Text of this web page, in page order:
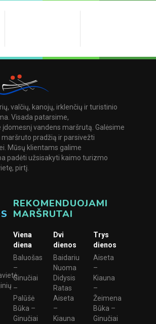
valčių, kanojų, irklenčių ir turistinio
Visada patarsime,
vandens maršrutą. Galėsime
pradžią ir parsivežti
Mūsų klientams galime
padėti užsisakyti kaimo turizmo
pirtį.
REKOMENDUOJAMI
MARŠRUTAI
Viena
diena
Baluošas
–
Ginučiai
–
Palūšė
Būka –
Ginučiai
Dvi
dienos
Baidariu
Nuoma
Didysis
Ratas
Aiseta
–
Kiauna
Trys
dienos
Aiseta
–
Kiauna
–
Žeimena
Būka –
Ginučiai